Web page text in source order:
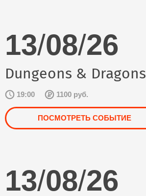
13/08/26
Dungeons & Dragons
19:00 1100 руб.
ПОСМОТРЕТЬ СОБЫТИЕ
13/08/26